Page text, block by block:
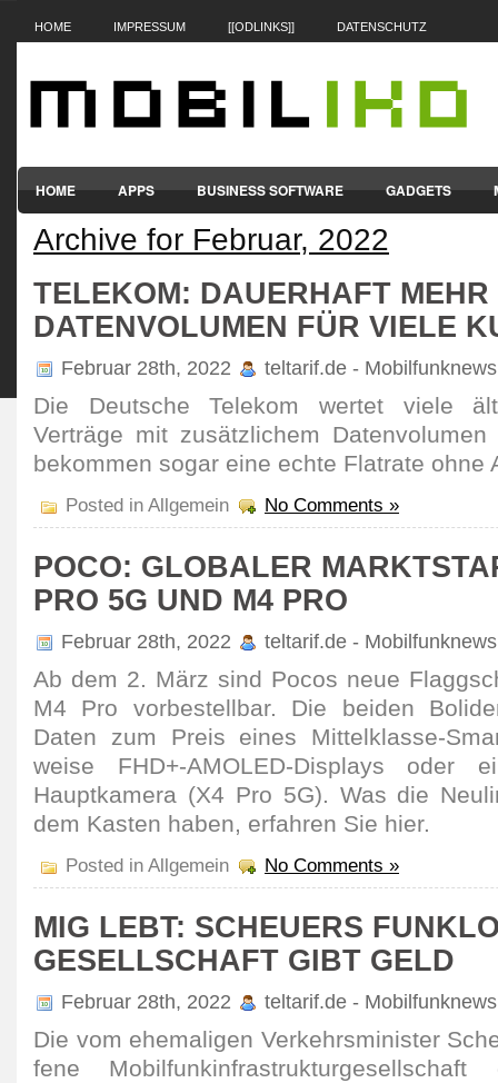
HOME IMPRESSUM [[ODLINKS]] DATENSCHUTZ
HOME APPS BUSINESS SOFTWARE GADGETS
SMARTPHONES & HANDYS TABLET-PCS VERTRÄGE &
Archive for Februar, 2022
TELEKOM: DAUERHAFT MEHR
DATENVOLUMEN FÜR VIELE
Februar 28th, 2022 teltarif.de - Mobilfunknews
Die Deut­sche Telekom wertet viele
Verträge mit zusätz­lichem
bekommen sogar eine echte Flat­rate ohne
Posted in Allgemein No Comments »
POCO: GLOBALER
PRO 5G UND M4 PRO
Februar 28th, 2022 teltarif.de - Mobilfunknews
Ab dem 2. März sind Pocos neue
M4 Pro vorbe­stellbar. Die beiden
Daten zum Preis eines Mittel­klasse-
weise FHD+-AMOLED-Displays oder
Haupt­kamera (X4 Pro 5G). Was die
dem Kasten haben, erfahren Sie hier.
Posted in Allgemein No Comments »
MIG LEBT: SCHEUERS
GESELLSCHAFT GIBT GELD
Februar 28th, 2022 teltarif.de - Mobilfunknews
Die vom ehema­ligen Verkehrs­minister
fene